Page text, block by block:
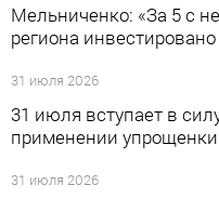
Мельниченко: «За 5 с
региона
31 июля 2026
31 июля вступает в
применении упрощенки
31 июля 2026